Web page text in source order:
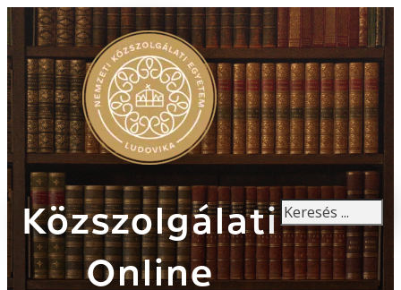
Közszolgálati
Online
Keresés